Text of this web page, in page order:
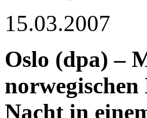
15.03.2007
Oslo (dpa) –
Nacht in